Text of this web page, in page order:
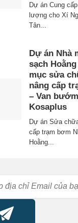
Dự án Cung
lượng cho Xí
Tân...
Dự án Nhà
sạch
mục sửa
nâng cấp
– Van
Kosaplus
Dự án Sửa
cấp trạm bơm
Hoằng...